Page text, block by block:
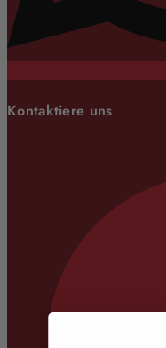
Kontaktiere uns